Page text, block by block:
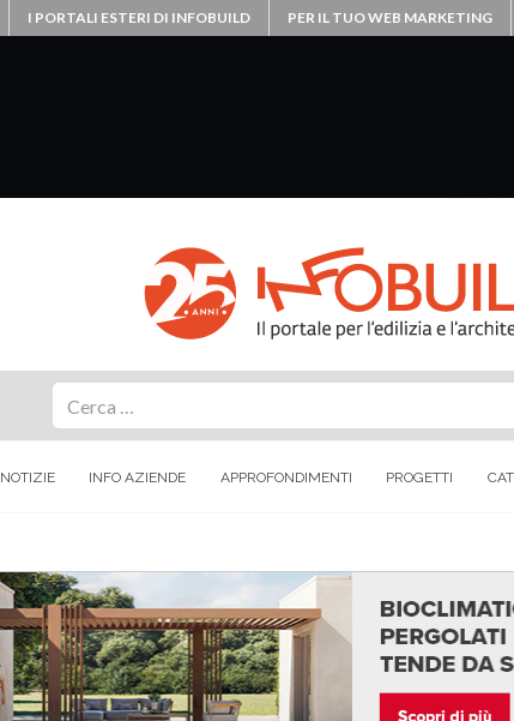
I PORTALI ESTERI DI INFOBUILD PER IL TUO WEB MARKETING
NOTIZIE INFO AZIENDE APPROFONDIMENTI PROGETTI